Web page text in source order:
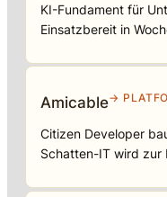
KI-Fundament für
Einsatzbereit in
Amicable→
Citizen Developer
Schatten-IT wird zur